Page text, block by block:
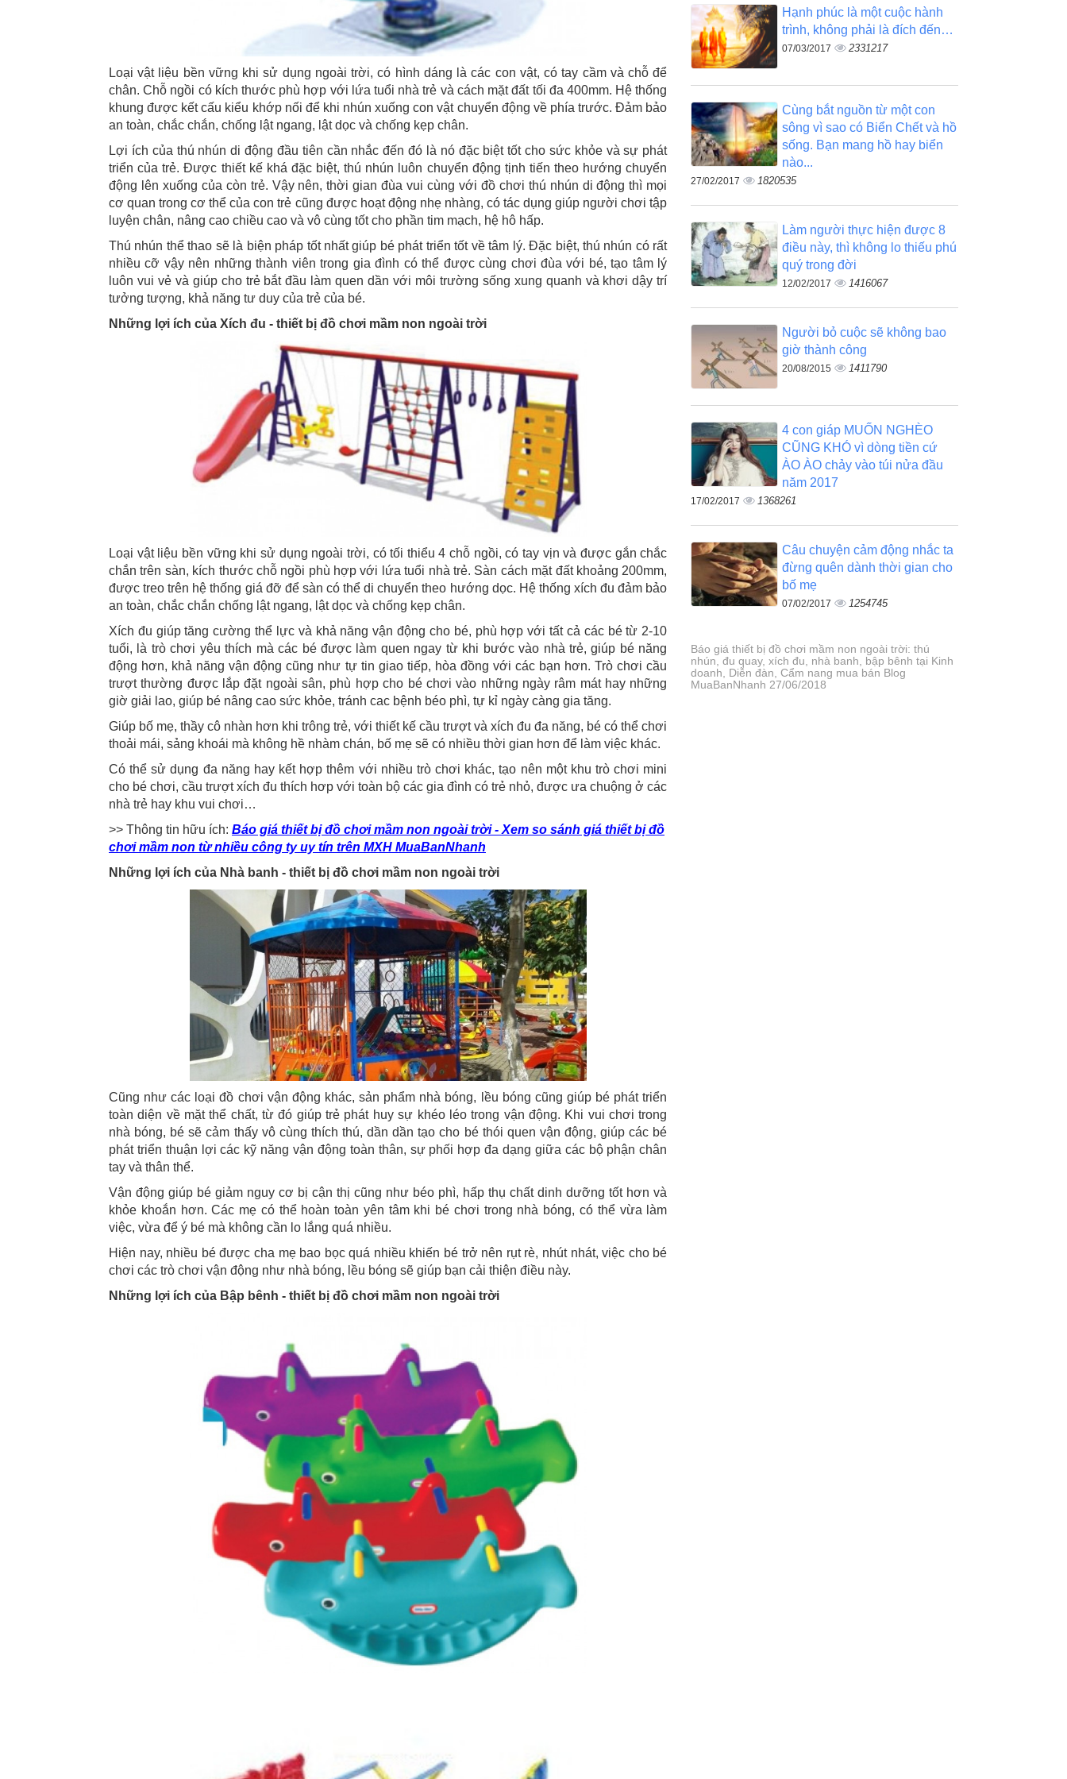
Loại vật liệu bền vững khi sử dụng ngoài trời, có hình dáng là các con vật, có tay cầm và chỗ để
chân. Chỗ ngồi có kích thước phù hợp với lứa tuổi nhà trẻ và cách mặt đất tối đa 400mm. Hệ thống
khung được kết cấu kiểu khớp nối để khi nhún xuống con vật chuyển động về phía trước. Đảm bảo
an toàn, chắc chắn, chống lật ngang, lật dọc và chống kẹp chân.
Lợi ích của thú nhún di động đầu tiên cần nhắc đến đó là nó đặc biệt tốt cho sức khỏe và sự phát
triển của trẻ. Được thiết kế khá đặc biệt, thú nhún luôn chuyển động tịnh tiến theo hướng chuyển
động lên xuống của còn trẻ. Vậy nên, thời gian đùa vui cùng với đồ chơi thú nhún di động thì mọi
cơ quan trong cơ thể của con trẻ cũng được hoạt động nhẹ nhàng, có tác dụng giúp người chơi tập
luyện chân, nâng cao chiều cao và vô cùng tốt cho phần tim mạch, hệ hô hấp.
Thú nhún thể thao sẽ là biện pháp tốt nhất giúp bé phát triển tốt về tâm lý. Đặc biệt, thú nhún có rất
nhiều cỡ vậy nên những thành viên trong gia đình có thể được cùng chơi đùa với bé, tạo tâm lý
luôn vui vẻ và giúp cho trẻ bắt đầu làm quen dần với môi trường sống xung quanh và khơi dậy trí
tưởng tượng, khả năng tư duy của trẻ của bé.
Những lợi ích của Xích đu - thiết bị đồ chơi mầm non ngoài trời
Loại vật liệu bền vững khi sử dụng ngoài trời, có tối thiểu 4 chỗ ngồi, có tay vịn và được gắn chắc
chắn trên sàn, kích thước chỗ ngồi phù hợp với lứa tuổi nhà trẻ. Sàn cách mặt đất khoảng 200mm,
được treo trên hệ thống giá đỡ để sàn có thể di chuyển theo hướng dọc. Hệ thống xích đu đảm bảo
an toàn, chắc chắn chống lật ngang, lật dọc và chống kẹp chân.
Xích đu giúp tăng cường thể lực và khả năng vận động cho bé, phù hợp với tất cả các bé từ 2-10
tuổi, là trò chơi yêu thích mà các bé được làm quen ngay từ khi bước vào nhà trẻ, giúp bé năng
động hơn, khả năng vận động cũng như tự tin giao tiếp, hòa đồng với các bạn hơn. Trò chơi cầu
trượt thường được lắp đặt ngoài sân, phù hợp cho bé chơi vào những ngày râm mát hay những
giờ giải lao, giúp bé nâng cao sức khỏe, tránh cac bệnh béo phì, tự kỉ ngày càng gia tăng.
Giúp bố mẹ, thầy cô nhàn hơn khi trông trẻ, với thiết kế cầu trượt và xích đu đa năng, bé có thể chơi
thoải mái, sảng khoái mà không hề nhàm chán, bố mẹ sẽ có nhiều thời gian hơn để làm việc khác.
Có thể sử dụng đa năng hay kết hợp thêm với nhiều trò chơi khác, tạo nên một khu trò chơi mini
cho bé chơi, cầu trượt xích đu thích hơp với toàn bộ các gia đình có trẻ nhỏ, được ưa chuộng ở các
nhà trẻ hay khu vui chơi…
>> Thông tin hữu ích: Báo giá thiết bị đồ chơi mầm non ngoài trời - Xem so sánh giá thiết bị đồ
chơi mầm non từ nhiều công ty uy tín trên MXH MuaBanNhanh
Những lợi ích của Nhà banh - thiết bị đồ chơi mầm non ngoài trời
Cũng như các loại đồ chơi vận động khác, sản phẩm nhà bóng, lều bóng cũng giúp bé phát triển
toàn diện về mặt thể chất, từ đó giúp trẻ phát huy sự khéo léo trong vận động. Khi vui chơi trong
nhà bóng, bé sẽ cảm thấy vô cùng thích thú, dần dần tạo cho bé thói quen vận động, giúp các bé
phát triển thuận lợi các kỹ năng vận động toàn thân, sự phối hợp đa dạng giữa các bộ phận chân
tay và thân thể.
Vận động giúp bé giảm nguy cơ bị cận thị cũng như béo phì, hấp thụ chất dinh dưỡng tốt hơn và
khỏe khoắn hơn. Các mẹ có thể hoàn toàn yên tâm khi bé chơi trong nhà bóng, có thể vừa làm
việc, vừa để ý bé mà không cần lo lắng quá nhiều.
Hiện nay, nhiều bé được cha mẹ bao bọc quá nhiều khiến bé trở nên rụt rè, nhút nhát, việc cho bé
chơi các trò chơi vận động như nhà bóng, lều bóng sẽ giúp bạn cải thiện điều này.
Những lợi ích của Bập bênh - thiết bị đồ chơi mầm non ngoài trời
Hạnh phúc là một cuộc hành
trình, không phải là đích đến…
07/03/2017 2331217
Cùng bắt nguồn từ một con
sông vì sao có Biển Chết và hồ
sống. Bạn mang hồ hay biển
nào...
27/02/2017 1820535
Làm người thực hiện được 8
điều này, thì không lo thiếu phú
quý trong đời
12/02/2017 1416067
Người bỏ cuộc sẽ không bao
giờ thành công
20/08/2015 1411790
4 con giáp MUỐN NGHÈO
CŨNG KHÓ vì dòng tiền cứ
ÀO ÀO chảy vào túi nửa đầu
năm 2017
17/02/2017 1368261
Câu chuyện cảm động nhắc ta
đừng quên dành thời gian cho
bố mẹ
07/02/2017 1254745
Báo giá thiết bị đồ chơi mầm non ngoài trời: thú
nhún, đu quay, xích đu, nhà banh, bập bênh tại Kinh
doanh, Diễn đàn, Cẩm nang mua bán Blog
MuaBanNhanh 27/06/2018